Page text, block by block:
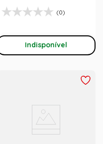
(0)
Indisponível